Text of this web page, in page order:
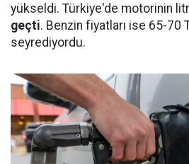
yükseldi. Türkiye'de motorinin
geçti. Benzin fiyatları ise 65-70
seyrediyordu.